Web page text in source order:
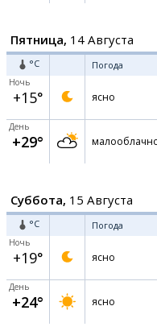
Пятница, 14 Августа
°C Погода
Ночь
+15° ясно
День
+29°
Суббота, 15 Августа
°C Погода
Ночь
+19° ясно
День
+24° ясно